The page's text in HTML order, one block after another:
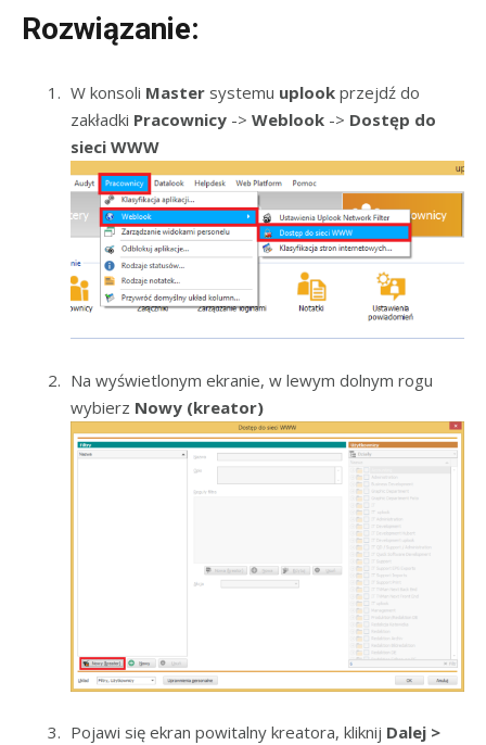
Rozwiązanie:
W konsoli Master systemu uplook przejdź do
zakładki Pracownicy -> Weblook -> Dostęp do
sieci WWW
Na wyświetlonym ekranie, w lewym dolnym rogu
wybierz Nowy (kreator)
Pojawi się ekran powitalny kreatora, kliknij Dalej >